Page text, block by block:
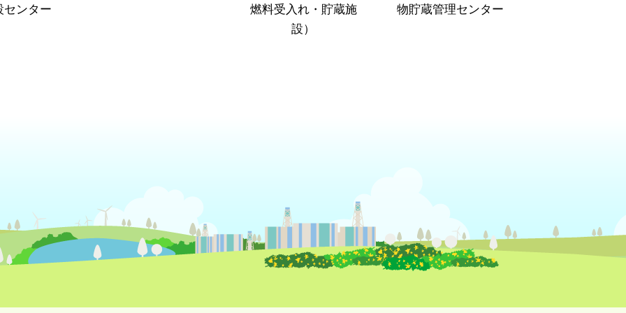
センター
燃料受入れ・貯蔵施
設）
物貯蔵管理センター